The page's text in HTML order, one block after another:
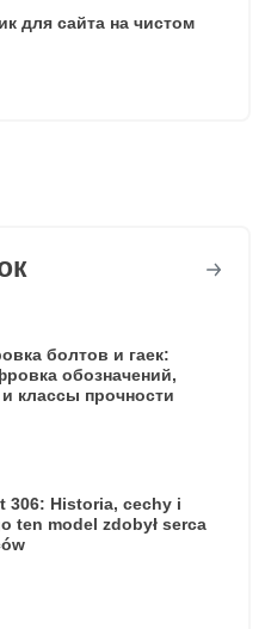
для сайта на чистом
болтов и гаек:
обозначений,
классы прочности
306: Historia, cechy i
ten model zdobył serca